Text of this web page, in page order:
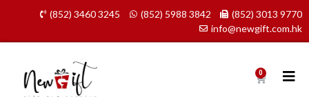
content
(852) 3460 3245 (852) 5988 3842
(852) 3013 9770
info@newgift.com.hk
0 Cart